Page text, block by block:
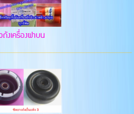
ถังเครื่องฝาบน